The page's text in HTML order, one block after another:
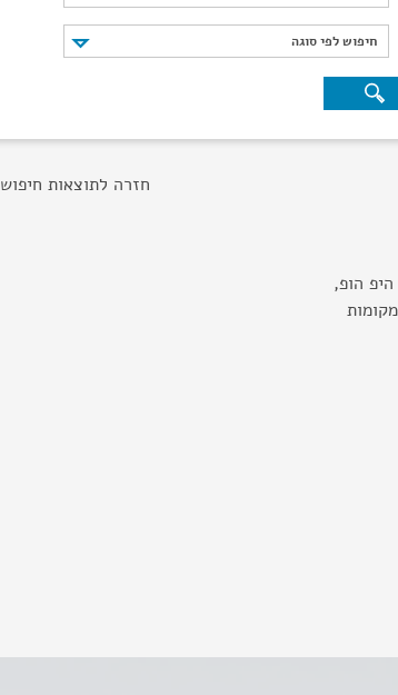
חיפוש לפי סוגה
חיפוש לפי סוגה
חזרה לתוצאות חיפוש
הופ,